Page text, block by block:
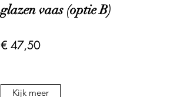
glazen vaas (optie B)
€ 47,50
Kijk meer